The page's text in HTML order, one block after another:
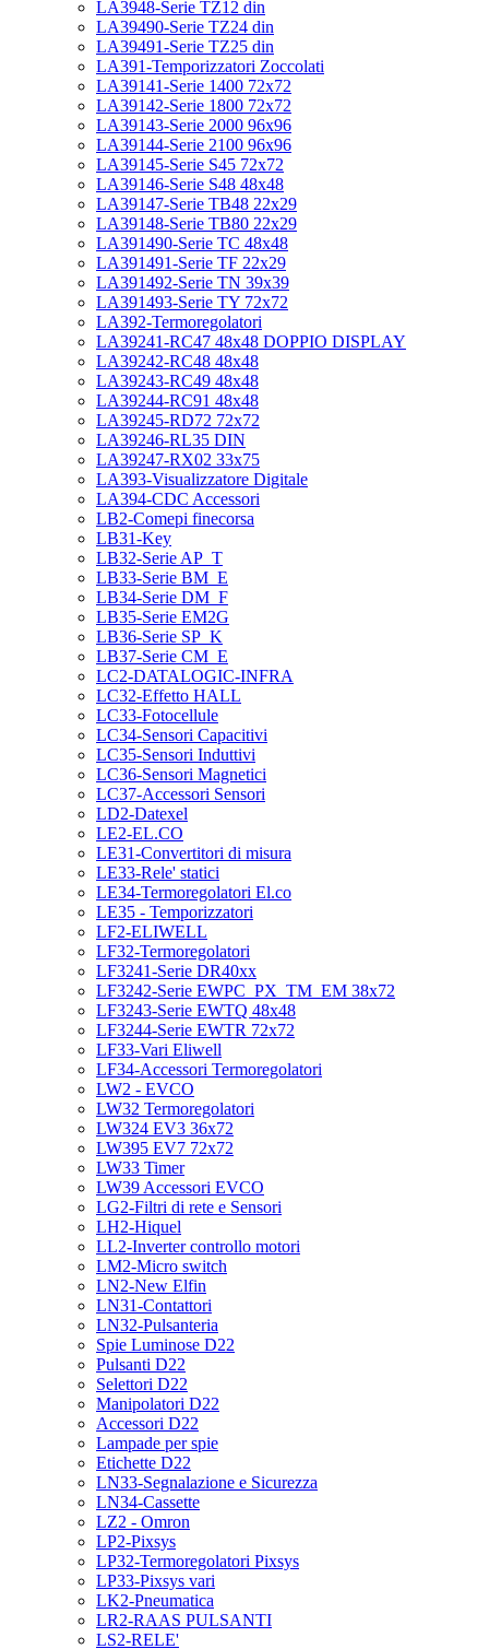
LA3948-Serie TZ12 din
LA39490-Serie TZ24 din
LA39491-Serie TZ25 din
LA391-Temporizzatori Zoccolati
LA39141-Serie 1400 72x72
LA39142-Serie 1800 72x72
LA39143-Serie 2000 96x96
LA39144-Serie 2100 96x96
LA39145-Serie S45 72x72
LA39146-Serie S48 48x48
LA39147-Serie TB48 22x29
LA39148-Serie TB80 22x29
LA391490-Serie TC 48x48
LA391491-Serie TF 22x29
LA391492-Serie TN 39x39
LA391493-Serie TY 72x72
LA392-Termoregolatori
LA39241-RC47 48x48 DOPPIO DISPLAY
LA39242-RC48 48x48
LA39243-RC49 48x48
LA39244-RC91 48x48
LA39245-RD72 72x72
LA39246-RL35 DIN
LA39247-RX02 33x75
LA393-Visualizzatore Digitale
LA394-CDC Accessori
LB2-Comepi finecorsa
LB31-Key
LB32-Serie AP_T
LB33-Serie BM_E
LB34-Serie DM_F
LB35-Serie EM2G
LB36-Serie SP_K
LB37-Serie CM_E
LC2-DATALOGIC-INFRA
LC32-Effetto HALL
LC33-Fotocellule
LC34-Sensori Capacitivi
LC35-Sensori Induttivi
LC36-Sensori Magnetici
LC37-Accessori Sensori
LD2-Datexel
LE2-EL.CO
LE31-Convertitori di misura
LE33-Rele' statici
LE34-Termoregolatori El.co
LE35 - Temporizzatori
LF2-ELIWELL
LF32-Termoregolatori
LF3241-Serie DR40xx
LF3242-Serie EWPC_PX_TM_EM 38x72
LF3243-Serie EWTQ 48x48
LF3244-Serie EWTR 72x72
LF33-Vari Eliwell
LF34-Accessori Termoregolatori
LW2 - EVCO
LW32 Termoregolatori
LW324 EV3 36x72
LW395 EV7 72x72
LW33 Timer
LW39 Accessori EVCO
LG2-Filtri di rete e Sensori
LH2-Hiquel
LL2-Inverter controllo motori
LM2-Micro switch
LN2-New Elfin
LN31-Contattori
LN32-Pulsanteria
Spie Luminose D22
Pulsanti D22
Selettori D22
Manipolatori D22
Accessori D22
Lampade per spie
Etichette D22
LN33-Segnalazione e Sicurezza
LN34-Cassette
LZ2 - Omron
LP2-Pixsys
LP32-Termoregolatori Pixsys
LP33-Pixsys vari
LK2-Pneumatica
LR2-RAAS PULSANTI
LS2-RELE'